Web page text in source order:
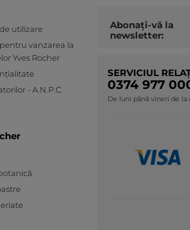
utilizare
vanzarea la
Yves Rocher
- A.N.P.C.
Abonați-vă la
newsletter:
SERVICIUL
0374 977
De luni până vineri de la